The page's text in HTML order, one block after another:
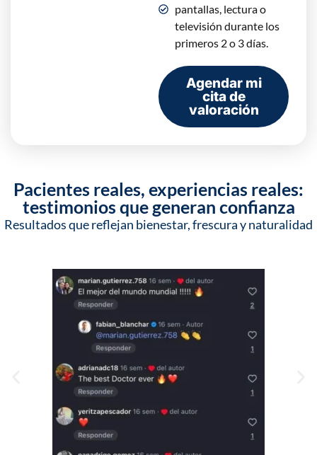
pantallas, lectura o
televisión durante los
primeros 2 o 3 días.
Agendar mi
cita de
valoración
Pacientes reales, experiencias reales:
testimonios que generan confianza
Resultados que reflejan bienestar, frescura y naturalidad